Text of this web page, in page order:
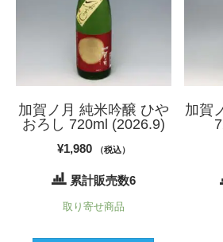
加賀ノ月 純米吟醸 ひや
おろし 720ml (2026.9)
¥1,980 （税込）
累計販売数6
取り寄せ商品
加賀